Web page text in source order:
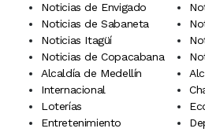
Noticias de Envigado
Noticias de Sabaneta
Noticias Itagüí
Noticias de Copacabana
Alcaldía de Medellín
Internacional
Loterías
Entretenimiento